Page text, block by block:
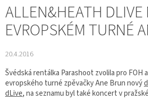
ALLEN&HEATH DLIVE
EVROPSKÉM TURNÉ
20.4.2016
Švédská rentálka Parashoot zvolila pro FOH
evropského turné zpěvačky Ane Brun nový
dLive, na seznamu byl také koncert v